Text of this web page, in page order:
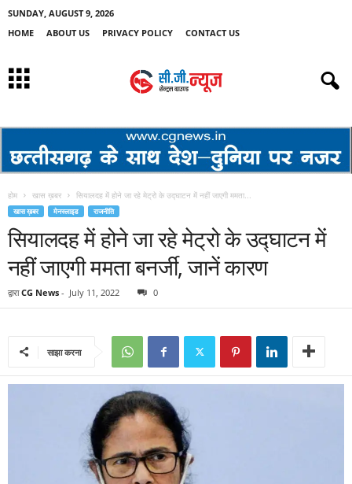
SUNDAY, AUGUST 9, 2026
HOME
ABOUT US PRIVACY POLICY CONTACT US
होम खास ख़बर सियालदह में होने जा रहे मेट्रो के उद्घाटन में नहीं जाएगी ममता...
खास ख़बर मेनस्लाइड राजनीति
सियालदह में होने जा रहे मेट्रो के उद्घाटन में
नहीं जाएगी ममता बनर्जी, जानें कारण
द्वारा CG News - July 11, 2022 0
साझा करना